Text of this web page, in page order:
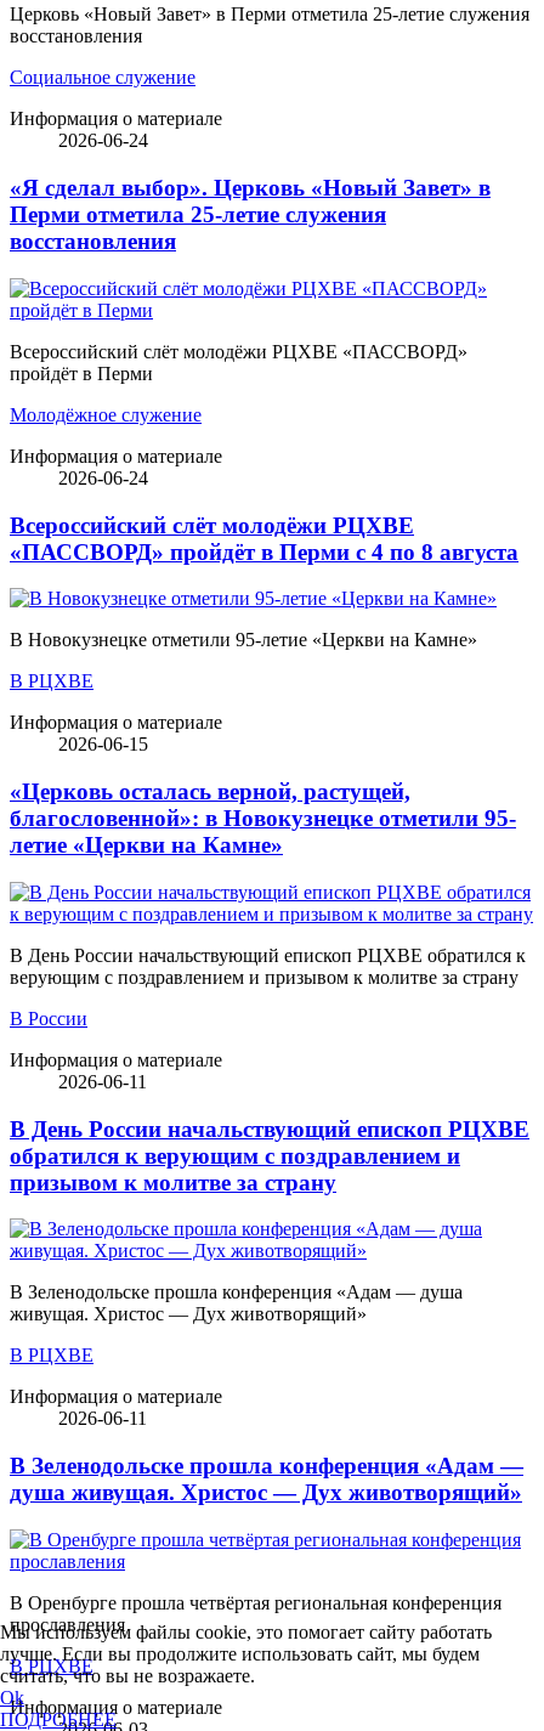
Церковь «Новый Завет» в Перми отметила 25-летие служения
восстановления
Социальное служение
Информация о материале
2026-06-24
«Я сделал выбор». Церковь «Новый Завет» в
Перми отметила 25-летие служения
восстановления
Всероссийский слёт молодёжи РЦХВЕ «ПАССВОРД»
пройдёт в Перми
Молодёжное служение
Информация о материале
2026-06-24
Всероссийский слёт молодёжи РЦХВЕ
«ПАССВОРД» пройдёт в Перми с 4 по 8 августа
В Новокузнецке отметили 95-летие «Церкви на Камне»
В РЦХВЕ
Информация о материале
2026-06-15
«Церковь осталась верной, растущей,
благословенной»: в Новокузнецке отметили 95-
летие «Церкви на Камне»
В День России начальствующий епископ РЦХВЕ обратился к
верующим с поздравлением и призывом к молитве за страну
В России
Информация о материале
2026-06-11
В День России начальствующий епископ РЦХВЕ
обратился к верующим с поздравлением и
призывом к молитве за страну
В Зеленодольске прошла конференция «Адам — душа
живущая. Христос — Дух животворящий»
В РЦХВЕ
Информация о материале
2026-06-11
В Зеленодольске прошла конференция «Адам —
душа живущая. Христос — Дух животворящий»
В Оренбурге прошла четвёртая региональная конференция
прославления
В РЦХВЕ
Информация о материале
Мы используем файлы cookie, это помогает сайту работать
лучше. Если вы продолжите использовать сайт, мы будем
считать, что вы не возражаете.
Ok
ПОДРОБНЕЕ